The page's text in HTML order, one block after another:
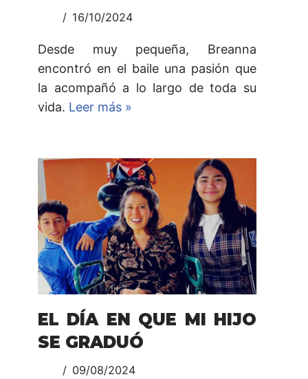
16/10/2024
Desde muy pequeña, Breanna
encontró en el baile una pasión que
la acompañó a lo largo de toda su
vida. Leer más »
EL DÍA EN QUE MI HIJO
SE GRADUÓ
09/08/2024